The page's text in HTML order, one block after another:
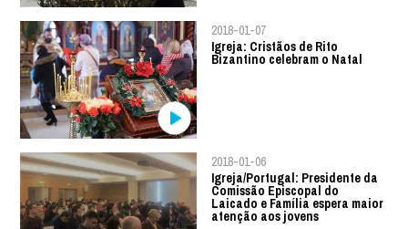
2018-01-07
Igreja: Cristãos de Rito
Bizantino celebram o Natal
2018-01-06
Igreja/Portugal: Presidente da
Comissão Episcopal do
Laicado e Família espera maior
atenção aos jovens